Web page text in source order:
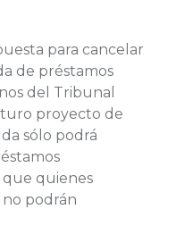
para cancelar
de préstamos
del Tribunal
proyecto de
sólo podrá
que quienes
podrán